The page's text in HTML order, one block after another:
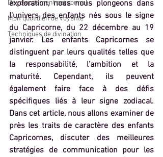
Développement personnel
Mon quotidien de voyante
Techniques de divination
exploration, nous nous plongeons dans
l'univers des enfants nés sous le signe
du Capricorne, du 22 décembre au 19
janvier. Les enfants Capricornes se
distinguent par leurs qualités telles que
la responsabilité, l'ambition et la
maturité. Cependant, ils peuvent
également faire face à des défis
spécifiques liés à leur signe zodiacal.
Dans cet article, nous allons examiner de
près les traits de caractère des enfants
Capricornes, discuter des meilleures
stratégies de communication pour les